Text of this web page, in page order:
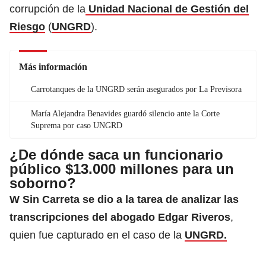
corrupción de la Unidad Nacional de Gestión del
Riesgo (UNGRD).
Más información
Carrotanques de la UNGRD serán asegurados por La Previsora
María Alejandra Benavides guardó silencio ante la Corte
Suprema por caso UNGRD
¿De dónde saca un funcionario
público $13.000 millones para un
soborno?
W Sin Carreta se dio a la tarea de analizar las
transcripciones del abogado Edgar Riveros,
quien fue capturado en el caso de la UNGRD.